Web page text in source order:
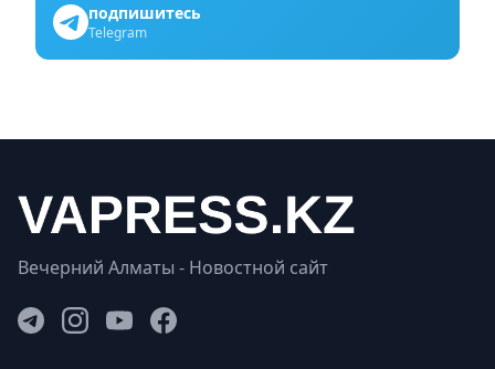
подпишитесь
Telegram
Вечерний Алматы - Новостной сайт